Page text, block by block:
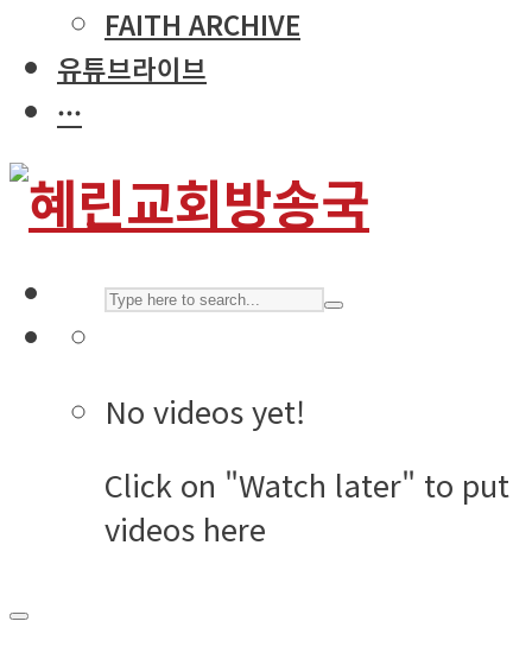
FAITH ARCHIVE
유튜브라이브
···
No videos yet!
Click on "Watch later" to put
videos here